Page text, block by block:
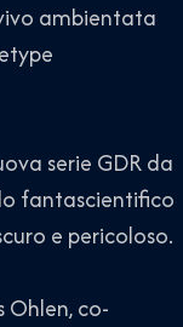
ambientata
serie GDR da
fantascientifico
e pericoloso.
co-